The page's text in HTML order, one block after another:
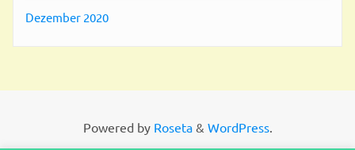
Dezember 2020
Powered byRoseta& WordPress.